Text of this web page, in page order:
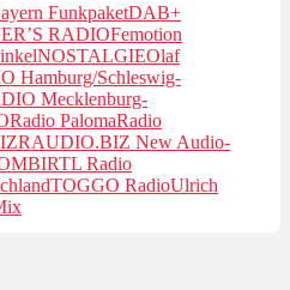
FunkpaketDAB+
RADIOFemotion
NOSTALGIEOlaf
Hamburg/Schleswig-
Mecklenburg-
Radio PalomaRadio
RAUDIO.BIZ New Audio-
RTL Radio
TOGGO RadioUlrich